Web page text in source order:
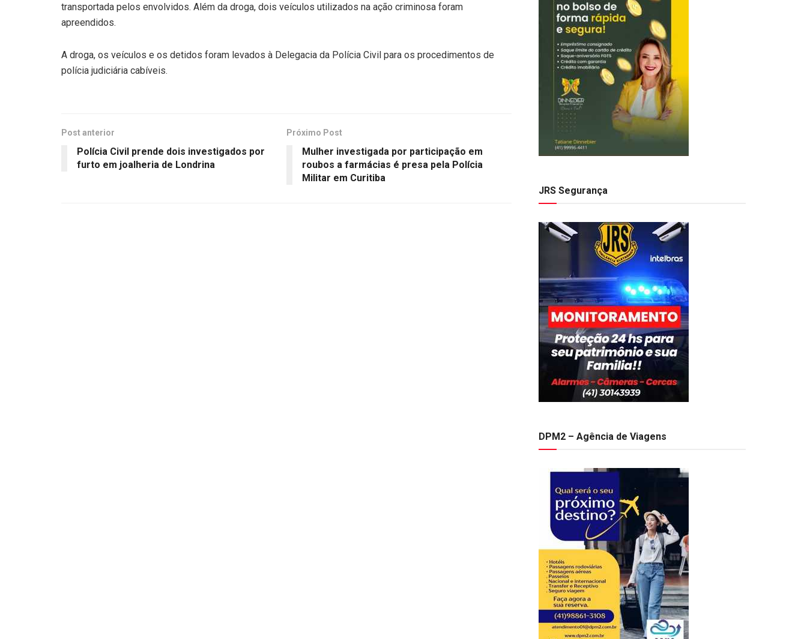
transportada pelos envolvidos. Além da droga, dois veículos utilizados na ação criminosa foram
apreendidos.
A droga, os veículos e os detidos foram levados à Delegacia da Polícia Civil para os procedimentos de
polícia judiciária cabíveis.
Post anterior
Polícia Civil prende dois investigados por
furto em joalheria de Londrina
Próximo Post
Mulher investigada por participação em
roubos a farmácias é presa pela Polícia
Militar em Curitiba
JRS Segurança
DPM2 – Agência de Viagens